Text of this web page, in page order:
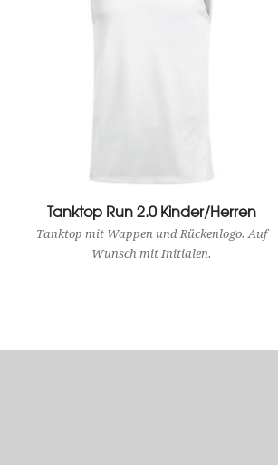
View Product
Tanktop Run 2.0 Kinder/Herren
Tanktop mit Wappen und Rückenlogo. Auf
Wunsch mit Initialen.